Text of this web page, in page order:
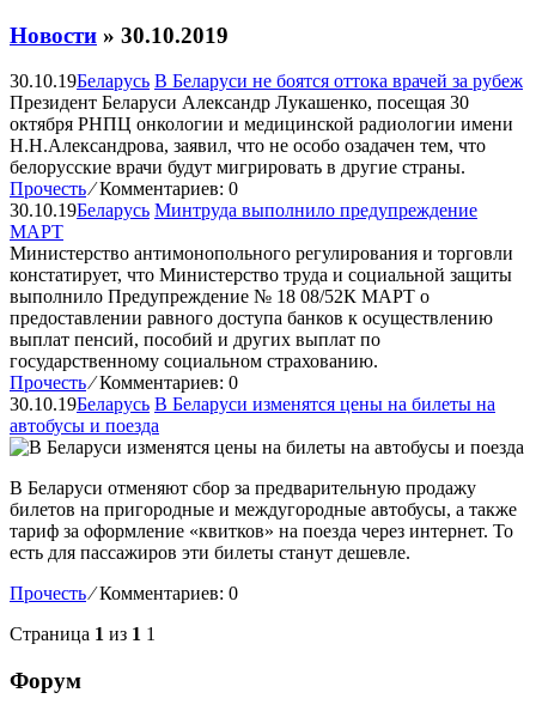
Новости » 30.10.2019
30.10.19Беларусь В Беларуси не боятся оттока врачей за рубеж
Президент Беларуси Александр Лукашенко, посещая 30
октября РНПЦ онкологии и медицинской радиологии имени
Н.Н.Александрова, заявил, что не особо озадачен тем, что
белорусские врачи будут мигрировать в другие страны.
Прочесть ⁄Комментариев: 0
30.10.19Беларусь Минтруда выполнило предупреждение
МАРТ
Министерство антимонопольного регулирования и торговли
констатирует, что Министерство труда и социальной защиты
выполнило Предупреждение № 18 08/52К МАРТ о
предоставлении равного доступа банков к осуществлению
выплат пенсий, пособий и других выплат по
государственному социальном страхованию.
Прочесть ⁄Комментариев: 0
30.10.19Беларусь В Беларуси изменятся цены на билеты на
автобусы и поезда
В Беларуси отменяют сбор за предварительную продажу
билетов на пригородные и междугородные автобусы, а также
тариф за оформление «квитков» на поезда через интернет. То
есть для пассажиров эти билеты станут дешевле.
Прочесть ⁄Комментариев: 0
Страница 1 из 1 1
Форум